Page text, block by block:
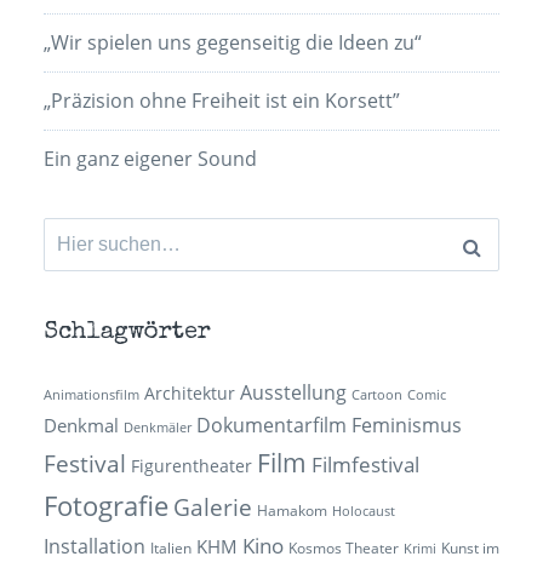
„Wir spielen uns gegenseitig die Ideen zu“
„Präzision ohne Freiheit ist ein Korsett”
Ein ganz eigener Sound
Suchen
nach:
Schlagwörter
Animationsfilm Architektur Ausstellung Cartoon Comic
Denkmal Denkmäler Dokumentarfilm Feminismus
Festival Figurentheater Film Filmfestival
Fotografie Galerie Hamakom Holocaust
Installation Italien KHM Kino Kosmos Theater Krimi Kunst im